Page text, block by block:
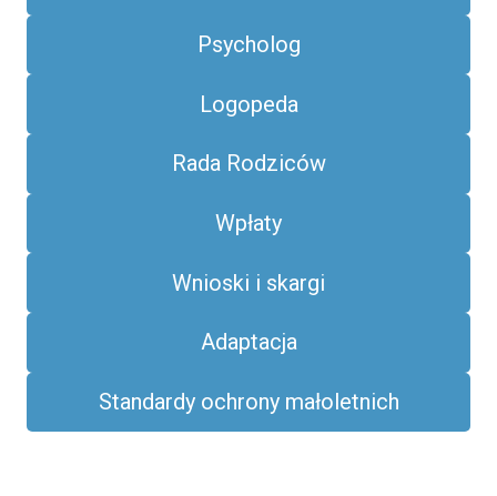
Psycholog
Logopeda
Rada Rodziców
Wpłaty
Wnioski i skargi
Adaptacja
Standardy ochrony małoletnich